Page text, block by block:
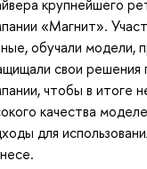
крупнейшего
«Магнит».
обучали модели,
свои
чтобы в итоге
качества
для